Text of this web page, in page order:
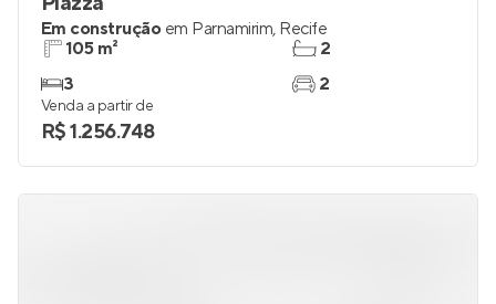
Em construção em Parnamirim, Recife
105 m²
3
2
2
Venda a partir de
R$ 1.256.748